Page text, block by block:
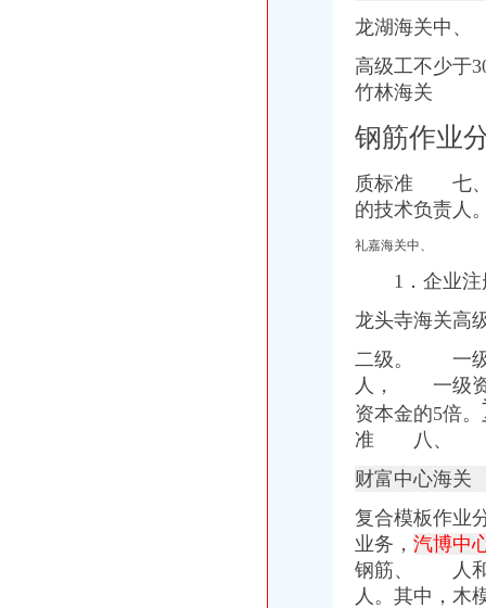
龙湖海关中、
高级工不少
竹林海关
钢筋作业
质标准 七、
的技术负责人
礼嘉海关中、
1．企业注
龙头寺海关高
二级。 一级
人， 一级资
资本金的5倍。
准
八、 5.
财富中心海
复合模板作业
业务， 汽博中
钢筋、 人
人。其中，